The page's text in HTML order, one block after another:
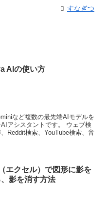
すなぎつ
AIの使い方
など複数の最先端AIモデルを
アシスタントです。 ウェブ検
Reddit検索、YouTube検索、音
エクセル）で図形に影を
影を消す方法